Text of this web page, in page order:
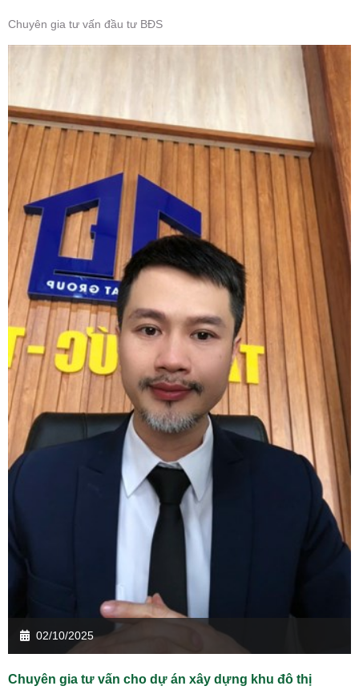
Chuyên gia tư vấn đầu tư BĐS
02/10/2025
Chuyên gia tư vấn cho dự án xây dựng khu đô thị